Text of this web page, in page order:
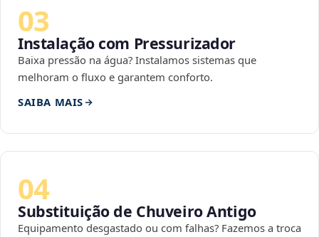
03
Instalação com Pressurizador
Baixa pressão na água? Instalamos sistemas que
melhoram o fluxo e garantem conforto.
SAIBA MAIS
04
Substituição de Chuveiro Antigo
Equipamento desgastado ou com falhas? Fazemos a troca